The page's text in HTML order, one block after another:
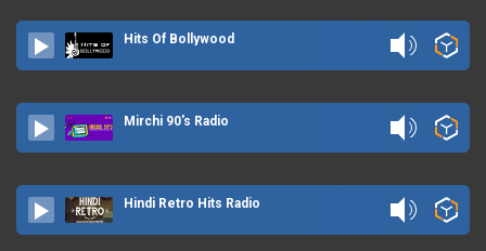
Hits Of Bollywood
Mirchi 90's Radio
Hindi Retro Hits Radio